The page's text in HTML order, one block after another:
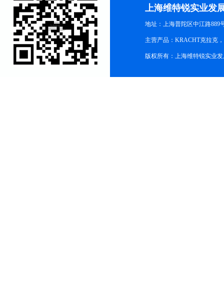
上海维特锐实业发
地址：上海普陀区中江路889
主营产品：KRACHT克拉克
版权所有：上海维特锐实业